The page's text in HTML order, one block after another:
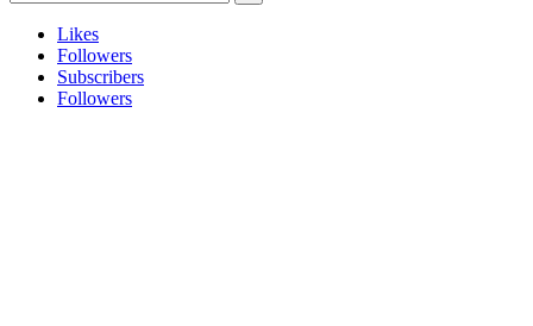
Likes
Followers
Subscribers
Followers